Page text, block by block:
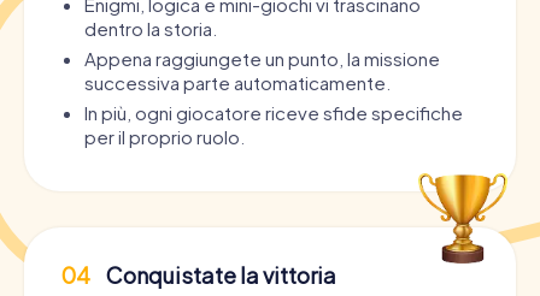
dentro la storia.
Appena raggiungete un punto, la missione
successiva parte automaticamente.
In più, ogni giocatore riceve sfide specifiche
per il proprio ruolo.
04 Conquistate la vittoria